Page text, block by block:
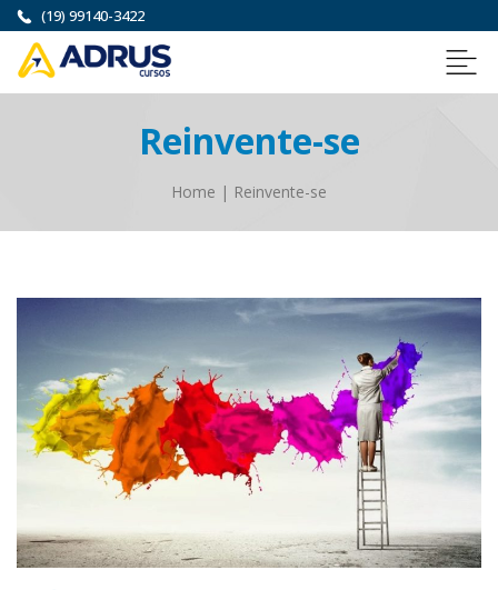
(19) 99140-3422
Reinvente-se
Home | Reinvente-se